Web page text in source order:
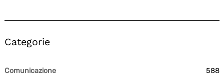
Categorie
Comunicazione 588